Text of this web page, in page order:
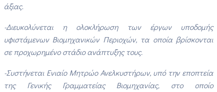
άξιας.
-Διευκολύνεται η ολοκλήρωση των έργων υποδομής
υφιστάμενων Βιομηχανικών Περιοχών, τα οποία βρίσκονται
σε προχωρημένο στάδιο ανάπτυξης τους.
-Συστήνεται Ενιαίο Μητρώο Ανελκυστήρων, υπό την εποπτεία
της Γενικής Γραμματείας Βιομηχανίας, στο οποίο